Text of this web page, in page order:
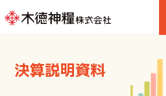
決算説明資料